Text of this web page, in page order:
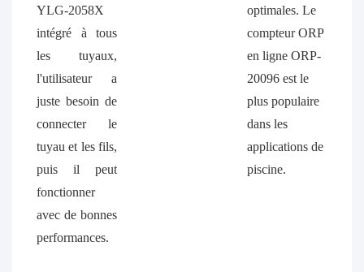
YLG-2058X
intégré à tous
les tuyaux,
l'utilisateur a
juste besoin de
connecter le
tuyau et les fils,
puis il peut
fonctionner
avec de bonnes
performances.
optimales. Le
compteur ORP
en ligne ORP-
20096 est le
plus populaire
dans les
applications de
piscine.